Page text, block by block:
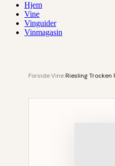
Hjem
Vine
Vinguider
Vinmagasin
ForsideVineRiesling Trocken